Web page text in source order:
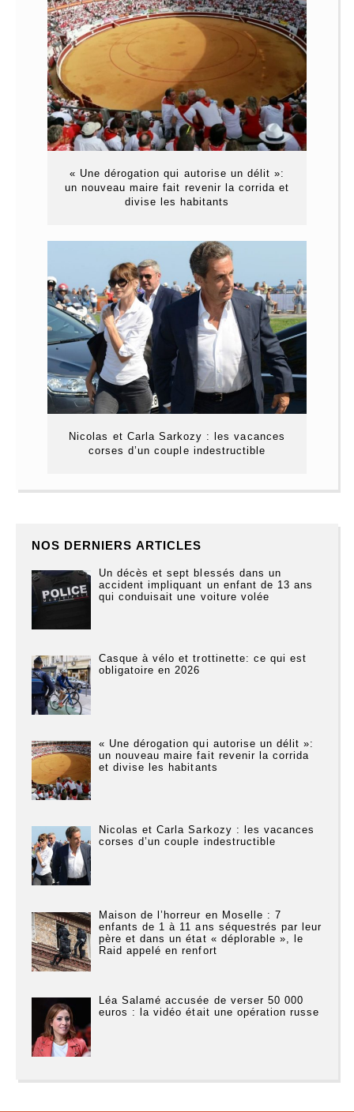
« Une dérogation qui autorise un délit »:
un nouveau maire fait revenir la corrida et
divise les habitants
Nicolas et Carla Sarkozy : les vacances
corses d’un couple indestructible
NOS DERNIERS ARTICLES
Un décès et sept blessés dans un
accident impliquant un enfant de 13 ans
qui conduisait une voiture volée
Casque à vélo et trottinette: ce qui est
obligatoire en 2026
« Une dérogation qui autorise un délit »:
un nouveau maire fait revenir la corrida
et divise les habitants
Nicolas et Carla Sarkozy : les vacances
corses d’un couple indestructible
Maison de l’horreur en Moselle : 7
enfants de 1 à 11 ans séquestrés par leur
père et dans un état « déplorable », le
Raid appelé en renfort
Léa Salamé accusée de verser 50 000
euros : la vidéo était une opération russe